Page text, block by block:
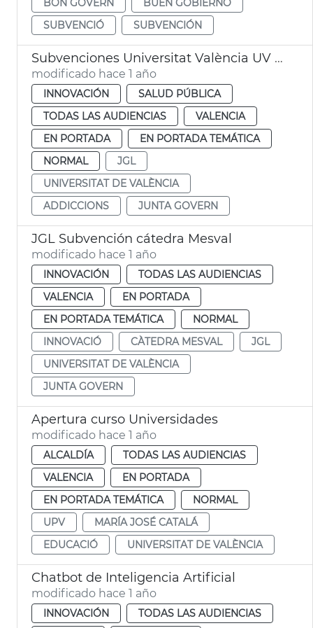
SUBVENCIÓ
SUBVENCIÓN
Subvenciones Universitat València UV adicciones
modificado hace 1 año
INNOVACIÓN
SALUD PÚBLICA
TODAS LAS AUDIENCIAS
VALENCIA
EN PORTADA
EN PORTADA TEMÁTICA
NORMAL
JGL
UNIVERSITAT DE VALÈNCIA
ADDICCIONS
JUNTA GOVERN
JGL Subvención cátedra Mesval
modificado hace 1 año
INNOVACIÓN
TODAS LAS AUDIENCIAS
VALENCIA
EN PORTADA
EN PORTADA TEMÁTICA
NORMAL
INNOVACIÓ
CÀTEDRA MESVAL
JGL
UNIVERSITAT DE VALÈNCIA
JUNTA GOVERN
Apertura curso Universidades
modificado hace 1 año
ALCALDÍA
TODAS LAS AUDIENCIAS
VALENCIA
EN PORTADA
EN PORTADA TEMÁTICA
NORMAL
UPV
MARÍA JOSÉ CATALÁ
EDUCACIÓ
UNIVERSITAT DE VALÈNCIA
Chatbot de Inteligencia Artificial
modificado hace 1 año
INNOVACIÓN
TODAS LAS AUDIENCIAS